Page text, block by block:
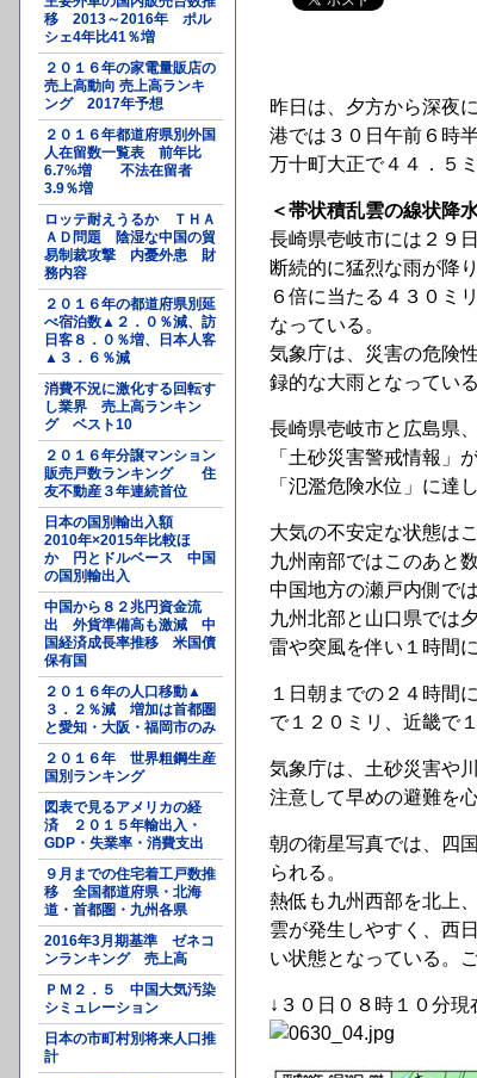
移 2013～2016年 ポル
シェ4年比41％増
２０１６年の家電量販店の
売上高動向 売上高ランキ
ング 2017年予想
２０１６年都道府県別外国
人在留数一覧表 前年比
6.7%増 不法在留者
3.9％増
ロッテ耐えうるか ＴＨＡ
ＡＤ問題 陰湿な中国の貿
易制裁攻撃 内憂外患 財
務内容
２０１６年の都道府県別延
べ宿泊数▲２．０％減、訪
日客８．０％増、日本人客
▲３．６％減
消費不況に激化する回転す
し業界 売上高ランキン
グ ベスト10
２０１６年分譲マンション
販売戸数ランキング 住
友不動産３年連続首位
日本の国別輸出入額
2010年×2015年比較ほ
か 円とドルベース 中国
の国別輸出入
中国から８２兆円資金流
出 外貨準備高も激減 中
国経済成長率推移 米国債
保有国
２０１６年の人口移動▲
３．２％減 増加は首都圏
と愛知・大阪・福岡市のみ
２０１６年 世界粗鋼生産
国別ランキング
図表で見るアメリカの経
済 ２０１５年輸出入・
GDP・失業率・消費支出
９月までの住宅着工戸数推
移 全国都道府県・北海
道・首都圏・九州各県
2016年3月期基準 ゼネコ
ンランキング 売上高
ＰＭ２．５ 中国大気汚染
シミュレーション
日本の市町村別将来人口推
計
昨日は、夕方から深夜
港では３０日午前６時
万十町大正で４４．５
＜帯状積乱雲の線状降
長崎県壱岐市には２９
断続的に猛烈な雨が降
６倍に当たる４３０ミ
なっている。
気象庁は、災害の危険
録的な大雨となってい
長崎県壱岐市と広島県
「土砂災害警戒情報」
「氾濫危険水位」に達
大気の不安定な状態は
九州南部ではこのあと数
中国地方の瀬戸内側で
九州北部と山口県では
雷や突風を伴い１時間
１日朝までの２４時間
で１２０ミリ、近畿で
気象庁は、土砂災害や
注意して早めの避難を
朝の衛星写真では、四
られる。
熱低も九州西部を北上
雲が発生しやすく、西
い状態となっている。ご
↓３０日０８時１０分現